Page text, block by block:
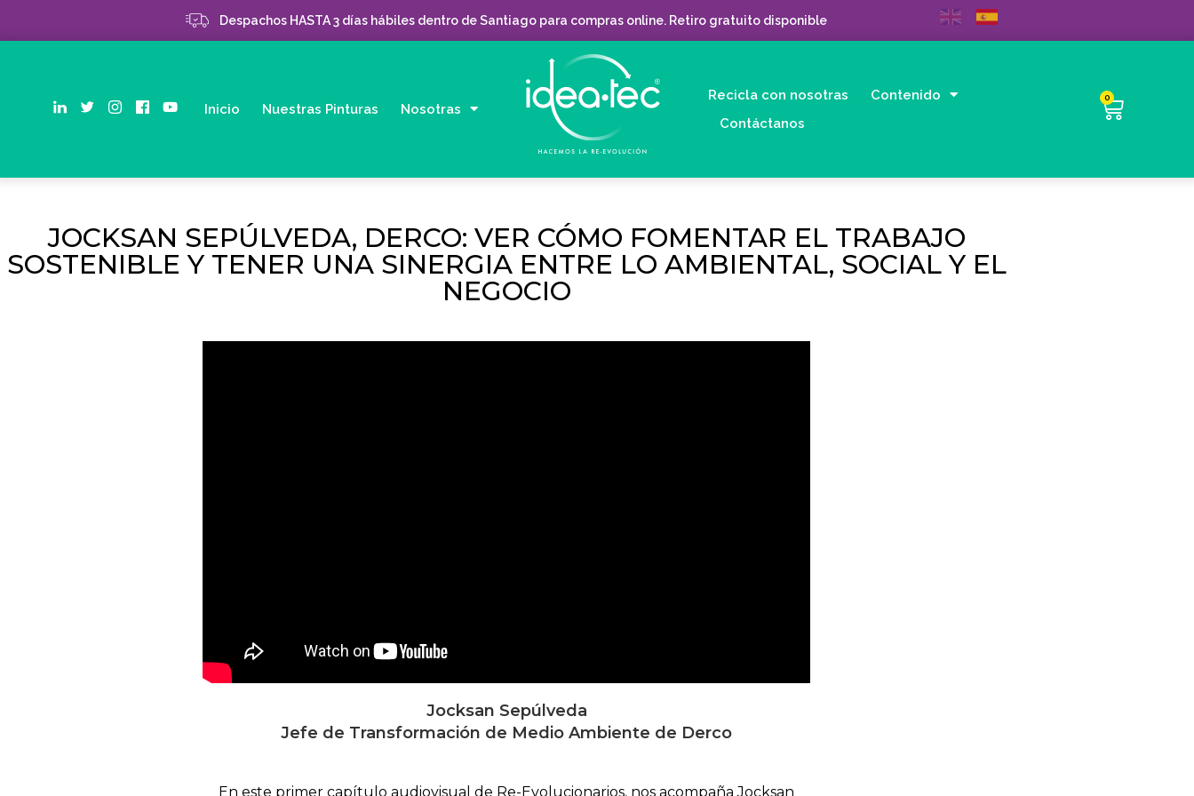
Despachos HASTA 3 días hábiles dentro de Santiago para compras online. Retiro gratuito disponible
Inicio Nuestras Pinturas Nosotras
Recicla con nosotras
Contenido
Contáctanos
0
JOCKSAN SEPÚLVEDA, DERCO: VER CÓMO FOMENTAR EL TRABAJO
SOSTENIBLE Y TENER UNA SINERGIA ENTRE LO AMBIENTAL, SOCIAL Y EL
NEGOCIO
Jocksan Sepúlveda
Jefe de Transformación de Medio Ambiente de Derco
En este primer capítulo audiovisual de Re-Evolucionarios, nos acompaña Jocksan